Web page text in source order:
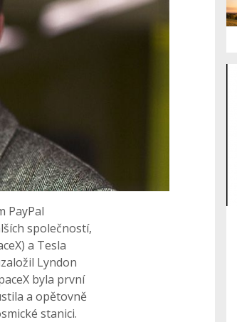
PayPal
společností,
a Tesla
Lyndon
byla první
a opětovně
stanici.